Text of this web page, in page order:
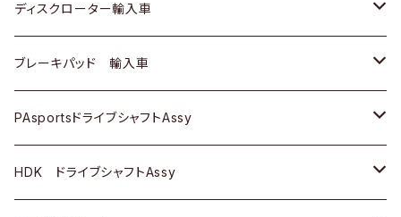
スバル
マツダ
三菱
スバル
ＢＥＮＺ
マツダ
三菱
スバル
ダイハツ
マツダ
三菱
スバル
日産
ダイハツ
マツダ
三菱
スズキ
日産
ダイハツ
マツダ
スズキ
日産
ダイハツ
マツダ
トヨタ
ホンダ
スズキ
日産
ディスクローター輸入車
ＡＵＤＩ
ＢＥＮＺ
ＢＭＷ
ブレーキパッド 輸入車
ＢＥＮＺ
ＢＭＷ
PAsportsドライブシャフトAssy
トヨタ
HDK ドライブシャフトAssy